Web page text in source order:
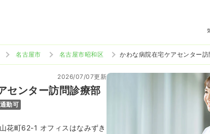
名古屋市 名古屋市昭和区 かわな病院在宅ケアセンター
センター訪問診療部
2026/07/07更新
勤可
花町62-1 オフィスはなみずき